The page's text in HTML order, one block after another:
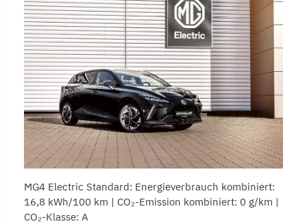
MG4 Electric Standard: Energieverbrauch kombiniert:
16,8 kWh/100 km | CO₂-Emission kombiniert: 0 g/km |
CO₂-Klasse: A